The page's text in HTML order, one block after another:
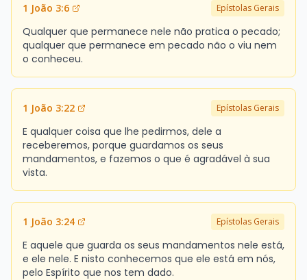
1 João 3:6 Epístolas Gerais
Qualquer que permanece nele não pratica o pecado;
qualquer que permanece em pecado não o viu nem
o conheceu.
1 João 3:22 Epístolas Gerais
E qualquer coisa que lhe pedirmos, dele a
receberemos, porque guardamos os seus
mandamentos, e fazemos o que é agradável à sua
vista.
1 João 3:24 Epístolas Gerais
E aquele que guarda os seus mandamentos nele está,
e ele nele. E nisto conhecemos que ele está em nós,
pelo Espírito que nos tem dado.